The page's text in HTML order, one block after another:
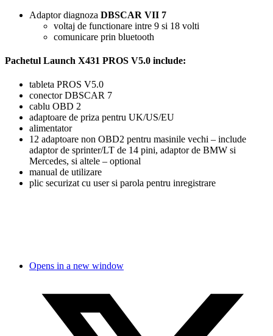
Adaptor diagnoza DBSCAR VII 7
voltaj de functionare intre 9 si 18 volti
comunicare prin bluetooth
Pachetul Launch X431 PROS V5.0 include:
tableta PROS V5.0
conector DBSCAR 7
cablu OBD 2
adaptoare de priza pentru UK/US/EU
alimentator
12 adaptoare non OBD2 pentru masinile vechi – include
adaptor de sprinter/LT de 14 pini, adaptor de BMW si
Mercedes, si altele – optional
manual de utilizare
plic securizat cu user si parola pentru inregistrare
Opens in a new window